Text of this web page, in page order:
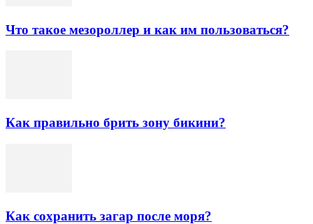
Что такое мезороллер и как им пользоваться?
Как правильно брить зону бикини?
Как сохранить загар после моря?